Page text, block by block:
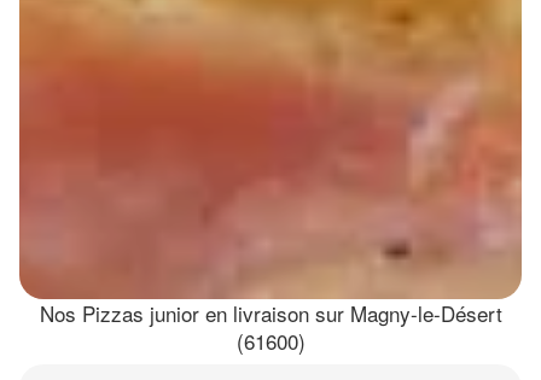
Nos Pizzas junior en livraison sur Magny-le-Désert
(61600)